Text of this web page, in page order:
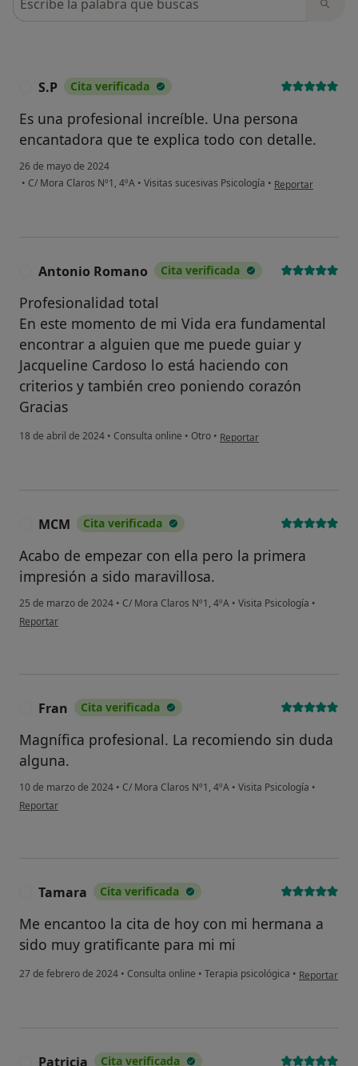
S.P Cita verificada
Es una profesional increíble. Una persona
encantadora que te explica todo con detalle.
26 de mayo de 2024
• C/ Mora Claros Nº1, 4ºA • Visitas sucesivas Psicología • en opinión del
Reportar
Antonio Romano Cita verificada
Profesionalidad total
En este momento de mi Vida era fundamental
encontrar a alguien que me puede guiar y
Jacqueline Cardoso lo está haciendo con
criterios y también creo poniendo corazón
Gracias
18 de abril de 2024 • Consulta online • Otro • en opinión del usuario Antonio
Reportar
MCM Cita verificada
Acabo de empezar con ella pero la primera
impresión a sido maravillosa.
25 de marzo de 2024 • C/ Mora Claros Nº1, 4ºA • Visita Psicología •
en opinión del usuario MCM
Reportar
Fran Cita verificada
Magnífica profesional. La recomiendo sin duda
alguna.
10 de marzo de 2024 • C/ Mora Claros Nº1, 4ºA • Visita Psicología •
en opinión del usuario Fran
Reportar
Tamara Cita verificada
Me encantoo la cita de hoy con mi hermana a
sido muy gratificante para mi mi
27 de febrero de 2024 • Consulta online • Terapia psicológica • en opinión
Reportar
Patricia Cita verificada